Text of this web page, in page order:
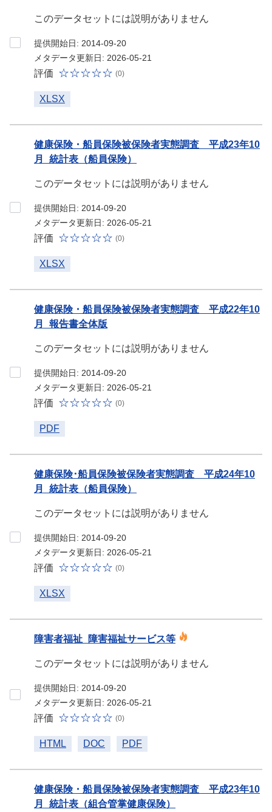
このデータセットには説明がありません
提供開始日: 2014-09-20
メタデータ更新日: 2026-05-21
評価 (0)
XLSX
健康保険・船員保険被保険者実態調査 平成23年10
月_統計表（船員保険）
このデータセットには説明がありません
提供開始日: 2014-09-20
メタデータ更新日: 2026-05-21
評価 (0)
XLSX
健康保険・船員保険被保険者実態調査 平成22年10
月_報告書全体版
このデータセットには説明がありません
提供開始日: 2014-09-20
メタデータ更新日: 2026-05-21
評価 (0)
PDF
健康保険･船員保険被保険者実態調査 平成24年10
月_統計表（船員保険）
このデータセットには説明がありません
提供開始日: 2014-09-20
メタデータ更新日: 2026-05-21
評価 (0)
XLSX
障害者福祉_障害福祉サービス等
このデータセットには説明がありません
提供開始日: 2014-09-20
メタデータ更新日: 2026-05-21
評価 (0)
HTML DOC PDF
健康保険・船員保険被保険者実態調査 平成23年10
月_統計表（組合管掌健康保険）